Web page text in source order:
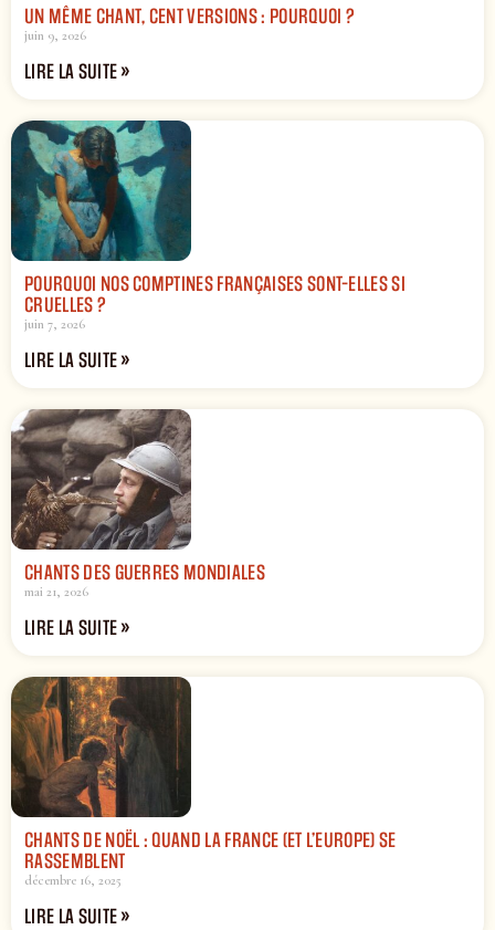
UN MÊME CHANT, CENT VERSIONS : POURQUOI ?
juin 9, 2026
LIRE LA SUITE »
POURQUOI NOS COMPTINES FRANÇAISES SONT-ELLES SI
CRUELLES ?
juin 7, 2026
LIRE LA SUITE »
CHANTS DES GUERRES MONDIALES
mai 21, 2026
LIRE LA SUITE »
CHANTS DE NOËL : QUAND LA FRANCE (ET L’EUROPE) SE
RASSEMBLENT
décembre 16, 2025
LIRE LA SUITE »